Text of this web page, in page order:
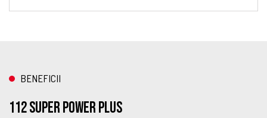
BENEFICII
112 Super Power Plus